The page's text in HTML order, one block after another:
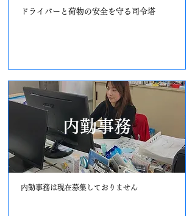
ドライバーと荷物の安全を守る司令塔
内勤事務
内勤事務は現在募集しておりません